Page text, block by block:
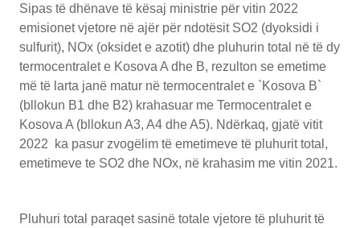
Sipas të dhënave të kësaj ministrie për vitin 2022
emisionet vjetore në ajër për ndotësit SO2 (dyoksidi i
sulfurit), NOx (oksidet e azotit) dhe pluhurin total në të dy
termocentralet e Kosova A dhe B, rezulton se emetime
më të larta janë matur në termocentralet e `Kosova B`
(bllokun B1 dhe B2) krahasuar me Termocentralet e
Kosova A (bllokun A3, A4 dhe A5). Ndërkaq, gjatë vitit
2022 ka pasur zvogëlim të emetimeve të pluhurit total,
emetimeve te SO2 dhe NOx, në krahasim me vitin 2021.
Pluhuri total paraqet sasinë totale vjetore të pluhurit të